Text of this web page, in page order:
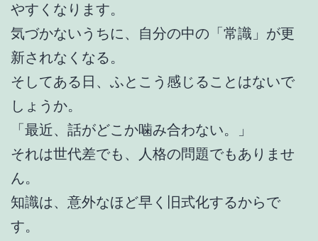
やすくなります。
気づかないうちに、自分の中の「常識」が更
新されなくなる。
そしてある日、ふとこう感じることはないで
しょうか。
「最近、話がどこか噛み合わない。」
それは世代差でも、人格の問題でもありませ
ん。
知識は、意外なほど早く旧式化するからで
す。